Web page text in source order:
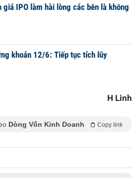
giá IPO làm hài lòng các bên là không
khoán 12/6: Tiếp tục tích lũy
H Linh
Dòng Vốn Kinh Doanh Copy link